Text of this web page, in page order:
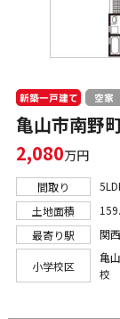
新築一戸建て 空家
亀山市南野
2,080万円
間取り
土地面積
最寄り駅
関
小学校区
亀
校